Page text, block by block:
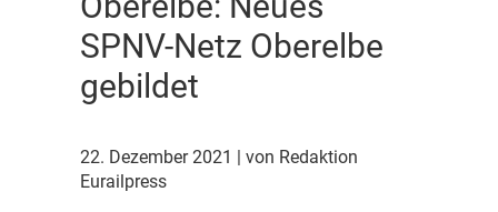
SPNV-Netz Oberelbe
gebildet
22. Dezember 2021
| von Redaktion
Eurailpress